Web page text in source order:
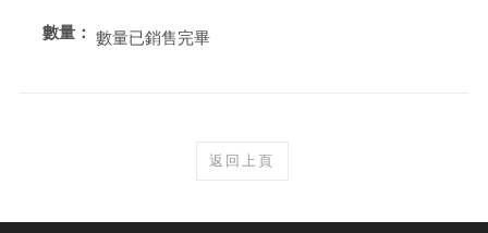
數量： 數量已銷售完畢
返回上頁